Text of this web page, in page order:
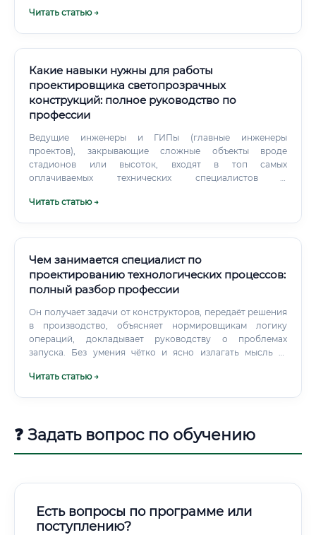
Читать статью →
Какие навыки нужны для работы
проектировщика светопрозрачных
конструкций: полное руководство по
профессии
Ведущие инженеры и ГИПы (главные инженеры
проектов), закрывающие сложные объекты вроде
стадионов или высоток, входят в топ самых
оплачиваемых технических специалистов в
75 000] Middle (2-5 лет) [80 000 - 150 000] Senior (5+ лет)
(Schüco, Reynaers, Hueck).
Читать статью →
Чем занимается специалист по
проектированию технологических процессов:
полный разбор профессии
Он получает задачи от конструкторов, передаёт решения
в производство, объясняет нормировщикам логику
операций, докладывает руководству о проблемах
запуска. Без умения чётко и ясно излагать мысль —
ограничена уровнем исполнителя. Конструктор
Читать статью →
❓ Задать вопрос по обучению
Есть вопросы по программе или
поступлению?